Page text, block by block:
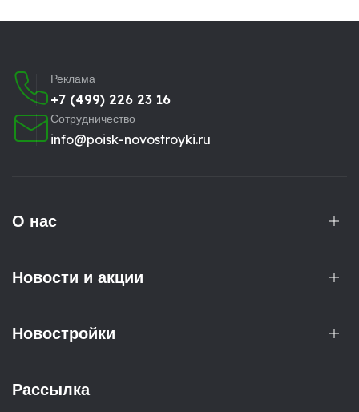
Реклама
+7 (499) 226 23 16
Сотрудничество
info@poisk-novostroyki.ru
О нас
Новости и акции
Новостройки
Рассылка